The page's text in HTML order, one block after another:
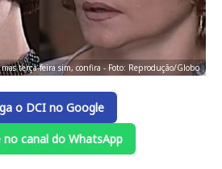
terça-feira sim, confira - Foto: Reprodução/Globo
o DCI no Google
no canal do WhatsApp